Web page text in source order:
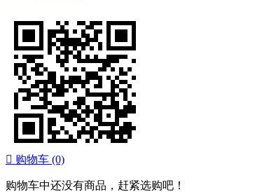
 购物车 (0)
购物车中还没有商品，赶紧选购吧！